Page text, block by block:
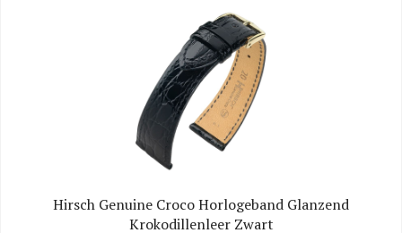
Hirsch Genuine Croco Horlogeband Glanzend
Krokodillenleer Zwart